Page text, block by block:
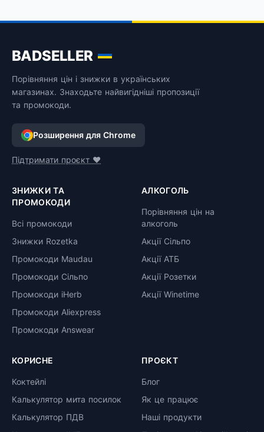
BADSELLER
Порівняння цін і знижки в українських
магазинах. Знаходьте найвигідніші пропозиції
та промокоди.
Розширення для Chrome
Підтримати проєкт ❤️
ЗНИЖКИ ТА
ПРОМОКОДИ
Всі промокоди
Знижки Rozetka
Промокоди Maudau
Промокоди Сільпо
Промокоди iHerb
Промокоди Aliexpress
Промокоди Answear
АЛКОГОЛЬ
Порівняння цін на
алкоголь
Акції Сільпо
Акції АТБ
Акції Розетки
Акції Winetime
КОРИСНЕ
Коктейлі
Калькулятор мита посилок
Калькулятор ПДВ
ПРОЄКТ
Блог
Як це працює
Наші продукти